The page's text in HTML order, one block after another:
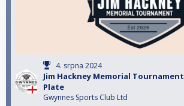
4. srpna 2024
Jim Hackney Memorial Tournament
Plate
Gwynnes Sports Club Ltd